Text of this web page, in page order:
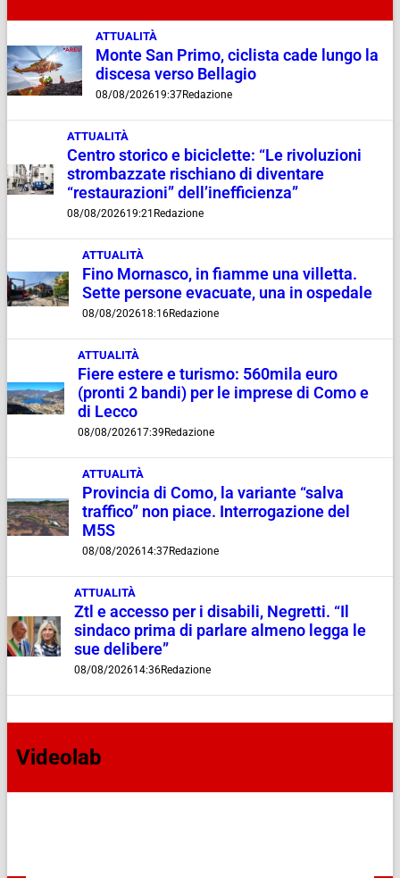
ATTUALITÀ
Monte San Primo, ciclista cade lungo la
discesa verso Bellagio
08/08/202619:37Redazione
ATTUALITÀ
Centro storico e biciclette: “Le rivoluzioni
strombazzate rischiano di diventare
“restaurazioni” dell’inefficienza”
08/08/202619:21 Redazione
ATTUALITÀ
Fino Mornasco, in fiamme una villetta.
Sette persone evacuate, una in ospedale
08/08/202618:16Redazione
ATTUALITÀ
Fiere estere e turismo: 560mila euro
(pronti 2 bandi) per le imprese di Como e
di Lecco
08/08/202617:39 Redazione
ATTUALITÀ
Provincia di Como, la variante “salva
traffico” non piace. Interrogazione del
M5S
08/08/202614:37Redazione
ATTUALITÀ
Ztl e accesso per i disabili, Negretti. “Il
sindaco prima di parlare almeno legga le
sue delibere”
08/08/202614:36Redazione
Videolab